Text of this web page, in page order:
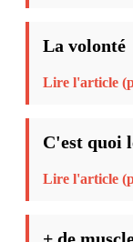
La volonté
Lire l'article
C'est quoi
Lire l'article